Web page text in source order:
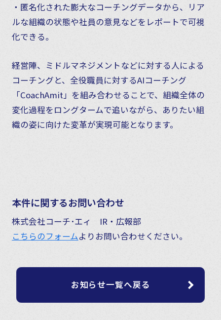
・匿名化された膨大なコーチングデータから、リア
ルな組織の状態や社員の意見などをレポートで可視
化できる。
経営陣、ミドルマネジメントなどに対する人による
コーチングと、全役職員に対するAIコーチング
「CoachAmit」を組み合わせることで、組織全体の
変化過程をロングタームで追いながら、ありたい組
織の姿に向けた変革が実現可能となります。
本件に関するお問い合わせ
株式会社コーチ･エィ IR・広報部
こちらのフォームよりお問い合わせください。
お知らせ一覧へ戻る